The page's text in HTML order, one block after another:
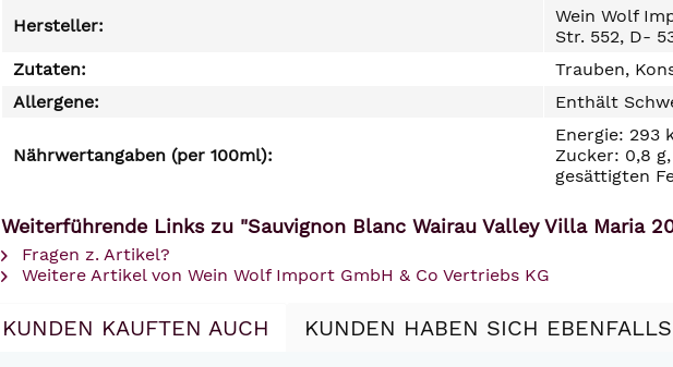
Hersteller:
Wein Wolf
Str. 552, D-
Zutaten:
Trauben,
Allergene:
Enthält
Nährwertangaben (per 100ml):
Energie: 293
Zucker: 0,8
gesättigten
Weiterführende Links zu "Sauvignon Blanc Wairau Valley Villa Maria
Fragen z. Artikel?
Weitere Artikel von Wein Wolf Import GmbH & Co Vertriebs KG
KUNDEN KAUFTEN AUCH KUNDEN HABEN SICH